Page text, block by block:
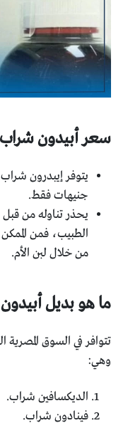
سعر أبيدون
جنيهات فقط.
يحذر تناوله من قبل
الطبيب، فمن
من خلال لبن الأم.
ما هو بديل
تتوافر في السوق المصرية
وهي:
الديكسافين شراب.
فينادون شراب.